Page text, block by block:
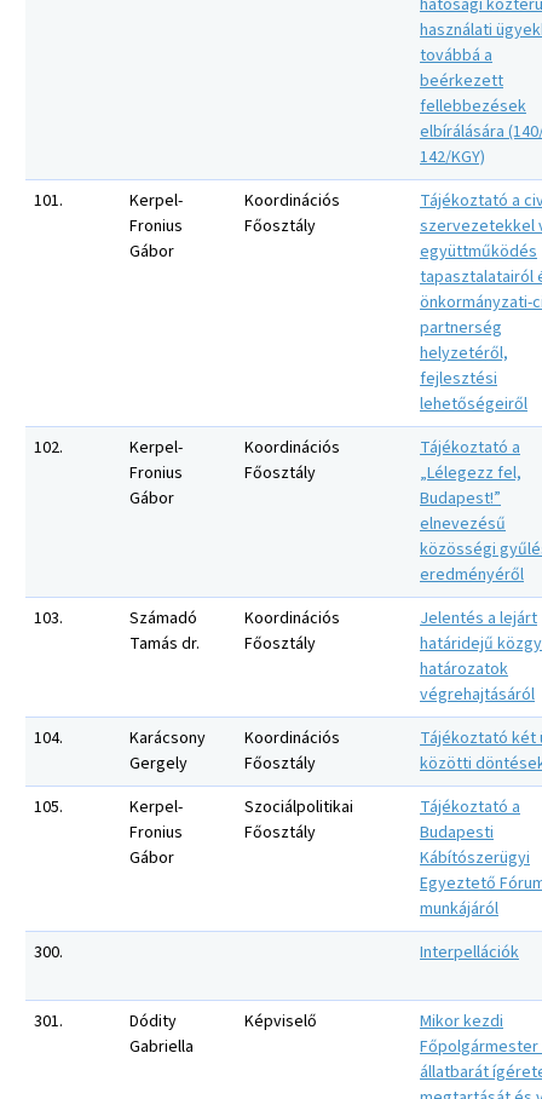
hatósági
használati
továbbá a
beérkezett
fellebbezések
elbírálására
142/KGY)
101.
Kerpel-
Fronius
Gábor
Koordinációs
Főosztály
Tájékoztató a
szervezetekkel
együttműködés
tapasztalatairól
önkormányzati-
partnerség
helyzetéről,
fejlesztési
lehetőségeiről
102.
Kerpel-
Fronius
Gábor
Koordinációs
Főosztály
Tájékoztató a
„Lélegezz fel,
Budapest!”
elnevezésű
közösségi
eredményéről
103.
Számadó
Tamás dr.
Koordinációs
Főosztály
Jelentés a lejárt
határidejű
határozatok
végrehajtásáról
104.
Karácsony
Gergely
Koordinációs
Főosztály
Tájékoztató két
közötti
105.
Kerpel-
Fronius
Gábor
Szociálpolitikai
Főosztály
Tájékoztató a
Budapesti
Kábítószerügyi
Egyeztető
munkájáról
300.
Interpellációk
301.
Dódity
Gabriella
Képviselő
Mikor kezdi
Főpolgármester
állatbarát